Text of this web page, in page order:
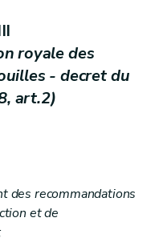
Règlement général sur les bâtisses en site rural
royale des
- decret du
art.2)
des recommandations
et de